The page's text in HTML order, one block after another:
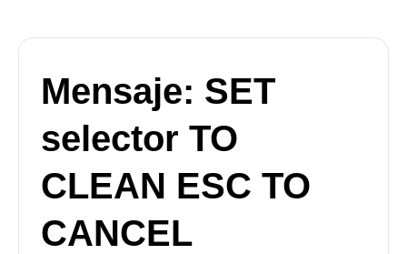
Mensaje: SET
selector TO
CLEAN ESC TO
CANCEL